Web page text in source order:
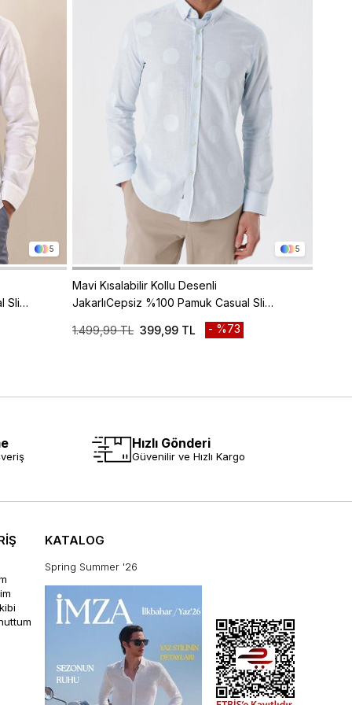
5
Slim
5
Mavi Kısalabilir Kollu Desenli
JakarlıCepsiz %100 Pamuk Casual Slim
399,99 TL
1.499,99 TL %73
Hızlı Gönderi
Güvenilir ve Hızlı Kargo
KATALOG
Spring Summer '26